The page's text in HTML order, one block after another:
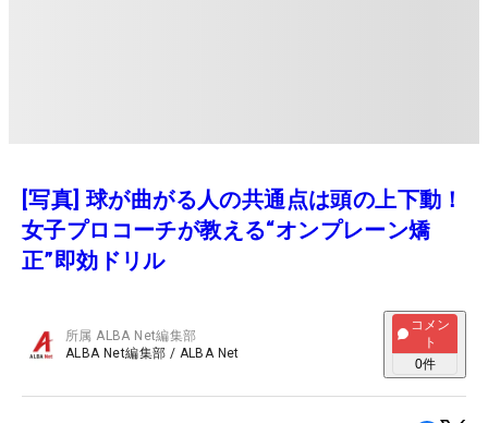
[写真] 球が曲がる人の共通点は頭の上下動！
女子プロコーチが教える“オンプレーン矯
正”即効ドリル
所属ALBA Net編集部
ALBA Net編集部 / ALBA Net
コメン
ト
0件